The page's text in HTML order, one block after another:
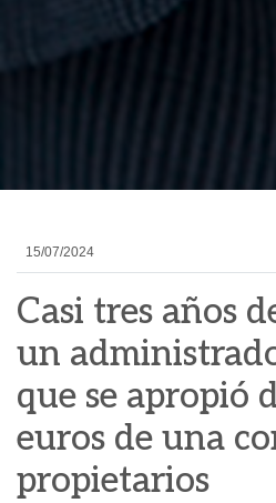
15/07/2024
Casi tres años
un
que se apropió
euros de una
propietarios